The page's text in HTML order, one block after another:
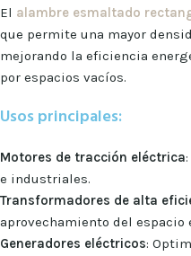
El alambre esmaltado
que permite una mayor
mejorando la eficiencia
por espacios vacíos.
Usos principales:
Motores de tracción eléctrica
e industriales.
Transformadores de alta
aprovechamiento del espacio
Generadores eléctricos: